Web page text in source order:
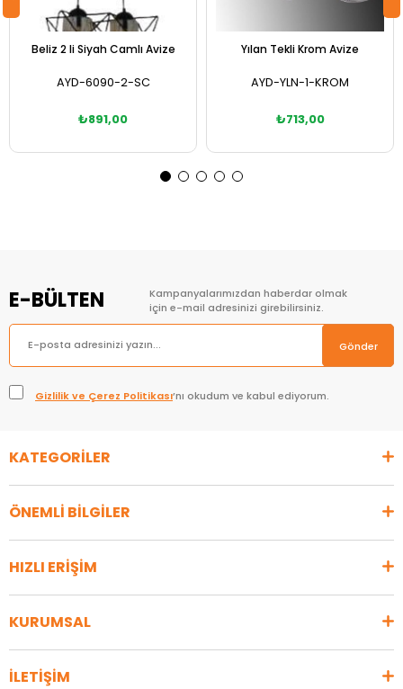
Beliz 2 li Siyah Camlı Avize
AYD-6090-2-SC
₺891,00
Yılan Tekli Krom Avize
AYD-YLN-1-KROM
₺713,00
E-BÜLTEN
Kampanyalarımızdan haberdar olmak
için e-mail adresinizi girebilirsiniz.
Gönder
Gizlilik ve Çerez Politikası’nı okudum ve kabul ediyorum.
KATEGORİLER
ÖNEMLİ BİLGİLER
HIZLI ERİŞİM
KURUMSAL
İLETİŞİM